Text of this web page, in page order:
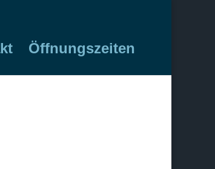
Öffnungszeiten